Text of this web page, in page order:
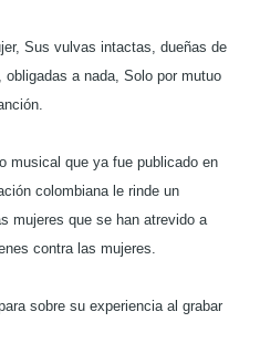
Sus vulvas intactas, dueñas de
a nada, Solo por mutuo
musical que ya fue publicado en
colombiana le rinde un
mujeres que se han atrevido a
contra las mujeres.
sobre su experiencia al grabar